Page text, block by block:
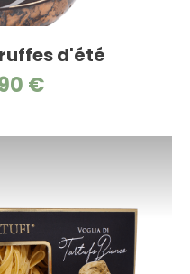
d'été
€